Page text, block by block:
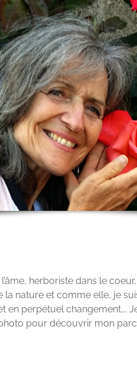
herboriste dans le
la nature et comme elle, je
en perpétuel changement….
pour découvrir mon